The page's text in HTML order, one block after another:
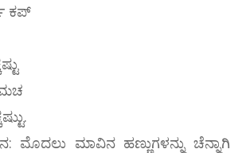
ಕಪ್
ಮೊದಲು ಮಾವಿನ ಹಣ್ಣುಗಳನ್ನು ಚೆನ್ನಾಗಿ